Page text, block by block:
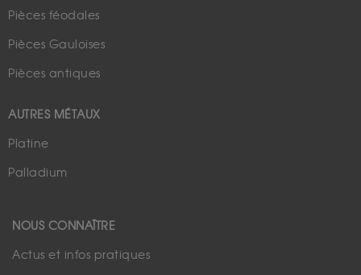
Pièces féodales
Pièces Gauloises
Pièces antiques
AUTRES MÉTAUX
Platine
Palladium
NOUS CONNAÎTRE
Actus et infos pratiques